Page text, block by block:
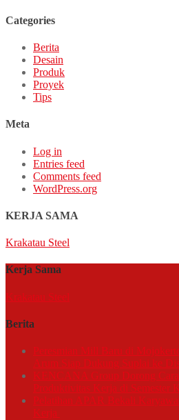
Categories
Berita
Desain
Produk
Proyek
Tips
Meta
Log in
Entries feed
Comments feed
WordPress.org
KERJA SAMA
Krakatau Steel
Kerja Sama
Krakatau Steel
Berita
Peresmian Mill Baru di
Arum Siap Dukung Suplai ke
KENCANA Group Dorong
Produktivitas Kerja di Semester
Pelatihan APAR Bekali
Kerja